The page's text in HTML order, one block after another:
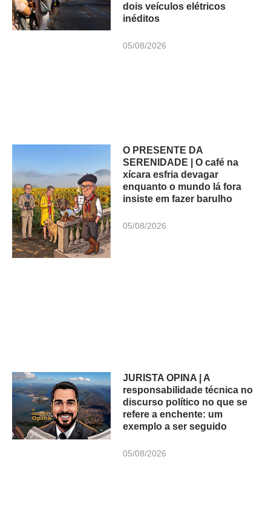
dois veículos elétricos
inéditos
05/08/2026
O PRESENTE DA
SERENIDADE | O café na
xícara esfria devagar
enquanto o mundo lá fora
insiste em fazer barulho
05/08/2026
JURISTA OPINA | A
responsabilidade técnica no
discurso político no que se
refere a enchente: um
exemplo a ser seguido
05/08/2026